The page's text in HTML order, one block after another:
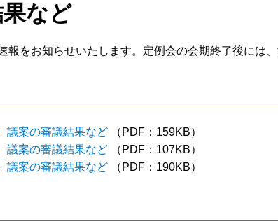
など
報をお知らせいたします。定例会の会期終了後には
議案の審議結果など
（PDF：159KB）
議案の審議結果など
（PDF：107KB）
議案の審議結果など
（PDF：190KB）